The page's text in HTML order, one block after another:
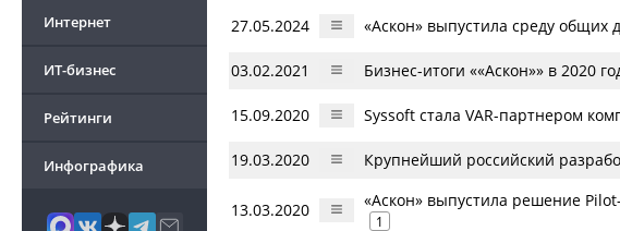
Интернет
ИТ-бизнес
Рейтинги
Инфографика
27.05.2024 «Аскон» выпустила среду общих
03.02.2021 Бизнес-итоги ««Аскон»» в 2020
15.09.2020 Syssoft стала VAR-партнером
19.03.2020 Крупнейший российский
13.03.2020 «Аскон» выпустила решение
1